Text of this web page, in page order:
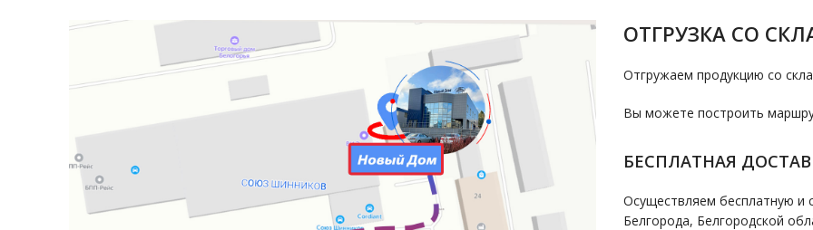
ОТГРУЗКА СО
Отгружаем продукцию со
Вы можете построить
БЕСПЛАТНАЯ
Осуществляем бесплатную и
Белгорода, Белгородской